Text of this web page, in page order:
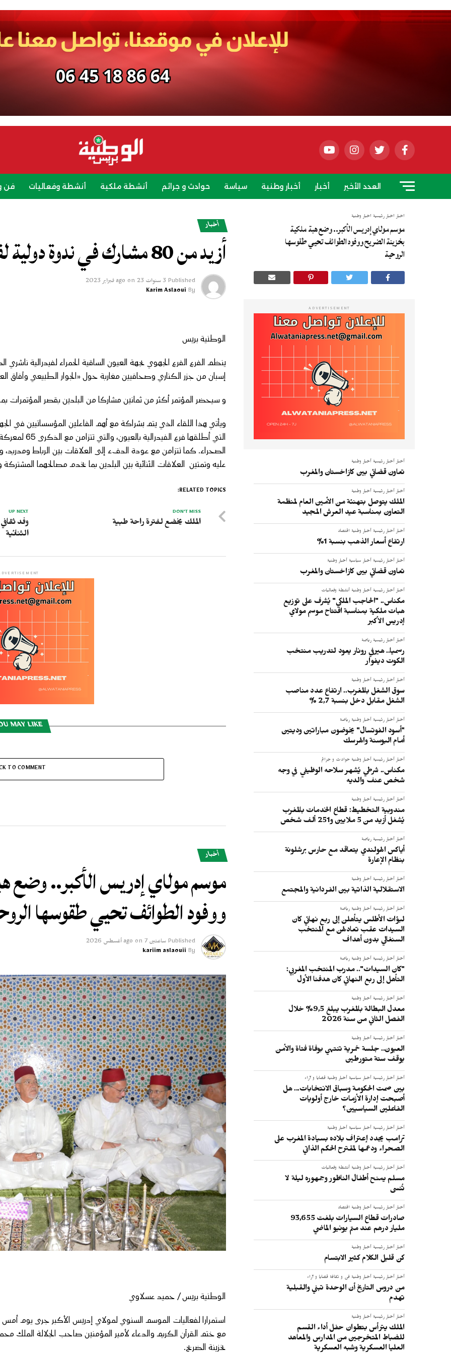
العدد الأخير أخبار أخبار وطنية سياسة حوادث و جرائم أنشطة ملكية أنشطة وفعاليات فن
أخبار أخبار رئيسية أخبار وطنية
موسم مولاي إدريس الأكبر.. وضع هبة ملكية
بخزينة الضريح ووفود الطوائف تحيي طقوسها
الروحية
ADVERTISEMENT
أخبار أخبار رئيسية أخبار وطنية
تعاون قضائي بين كازاخستان والمغرب
أخبار أخبار رئيسية أخبار وطنية
الملك يتوصل بتهنئة من الأمين العام لمنظمة
التعاون بمناسبة عيد العرش المجيد
أخبار أخبار رئيسية أخبار وطنية اقتصاد
ارتفاع أسعار الذهب بنسبة 1%
أخبار أخبار رئيسية أخبار سياسية أخبار وطنية
تعاون قضائي بين كازاخستان والمغرب
أخبار أخبار رئيسية أخبار وطنية أنشطة وفعاليات
مكناس.. "الحاجب الملكي" يُشرف على توزيع
هبات ملكية بمناسبة افتتاح موسم مولاي
إدريس الأكبر
أخبار أخبار رئيسية رياضة
رسميا.. هيرفي رونار يعود لتدريب منتخب
الكوت ديفوار
أخبار أخبار رئيسية أخبار وطنية
سوق الشغل بالمغرب.. ارتفاع عدد مناصب
الشغل مقابل دخل بنسبة 2,7 %
أخبار أخبار رئيسية أخبار وطنية رياضة
"أسود الفوتسال" يخوضون مباراتين وديتين
أمام البوسنة والهرسك
أخبار أخبار رئيسية أخبار وطنية حوادث و جرائم
مكناس.. شرطي يُشهر سلاحه الوظيفي في وجه
شخص عنف والديه
أخبار أخبار رئيسية أخبار وطنية
مندوبية التخطيط: قطاع الخدمات بالمغرب
يُشغل أزيد من 5 ملايين و251 ألف شخص
أخبار أخبار رئيسية رياضة
أياكس الهولندي يتعاقد مع حارس برشلونة
بنظام الإعارة
أخبار أخبار رئيسية أخبار وطنية
الاستقلالية الذاتية بين الفردانية والمجتمع
أخبار أخبار رئيسية أخبار وطنية رياضة
لبؤات الأطلس يتأهلن إلى ربع نهائي كان
السيدات عقب تعادلهن مع المنتخب
السنغالي بدون أهداف
أخبار أخبار رئيسية أخبار وطنية رياضة
"كان السيدات".. مدرب المنتخب المغربي:
التأهل إلى ربع النهائي كان هدفنا الأول
أخبار أخبار رئيسية أخبار وطنية
معدل البطالة بالمغرب يبلغ 9,5% خلال
الفصل الثاني من سنة 2026
أخبار أخبار رئيسية أخبار وطنية
العيون.. جلسة خمرية تنتهي بوفاة فتاة والأمن
يوقف ستة متورطين
أخبار أخبار رئيسية أخبار سياسية أخبار وطنية قضايا و آراء
بين صمت الحكومة وسباق الانتخابات... هل
أصبحت إدارة الأزمات خارج أولويات
الفاعلين السياسيين؟
أخبار أخبار رئيسية أخبار سياسية أخبار وطنية
ترامب يجدد إعتراف بلاده بسيادة المغرب على
الصحراء ودعمها لمقترح الحكم الذاتي
أخبار أخبار رئيسية أخبار وطنية أنشطة وفعاليات
مسلم يمنح أطفال الناظور وجمهوره ليلة لا
تُنسى
أخبار أخبار رئيسية أخبار وطنية اقتصاد
صادرات قطاع السيارات بلغت 93,655
مليار درهم عند متم يونيو الماضي
أخبار أخبار رئيسية أخبار وطنية
كن قليل الكلام كثير الابتسام
أخبار أخبار رئيسية أخبار وطنية فن و ثقافة قضايا و آراء
من دروس التاريخ أن الوحدة تبني والقبلية
تهدم
أخبار أخبار رئيسية أخبار وطنية
الملك يترأس بتطوان حفل أداء القسم
للضباط المتخرجين من المدارس والمعاهد
العليا العسكرية وشبه العسكرية
أخبار
أزيد من 80 مشارك في ندوة دولية لفيدرالية الناشرين بالعيون
Published 3 سنوات ago on 23 فبراير 2023
By
Karim Aslaoui
الوطنية بريس
ينظم الفرع الفرع الجهوي بجهة العيون الساقية الحمراء لفيدرالية
إسبان من جزر الكناري وصحافيين مغاربة حول «الجوار الطبيعي وآفاق
و سيحضر المؤتمر أكثر من ثمانين مشاركا من البلدين بقصر المؤتمرات بمدينة العيون
ويأتي هذا اللقاء الذي يتم بشراكة مع أهم الفاعلين المؤسساتيين في
الصحراء. كما تتزامن مع عودة الدفء إلى العلاقات بين الرباط ومدريد،
عليه وتمتين العلاقات الثنائية بين البلدين بما يخدم مصالحهما
RELATED TOPICS:
UP NEXT
وفد
الثنائية
DON'T MISS
الملك يخضع لفترة راحة طبية
MAY LIKE
TO COMMENT
أخبار
موسم مولاي إدريس الأكبر.. وضع
ووفود الطوائف تحيي طقوسها
Published ساعتين ago on 7 أغسطس 2026
By
kariim aslaouii
الوطنية بريس / حميد عسلاوي
استمرارا لفعاليات الموسم السنوي لمولاي إدريس الأكبر جرى يوم أمس
مع ختم القرآن الكريم والدعاء لأمير المؤمنين صاحب الجلالة
بخزينة الضريح.